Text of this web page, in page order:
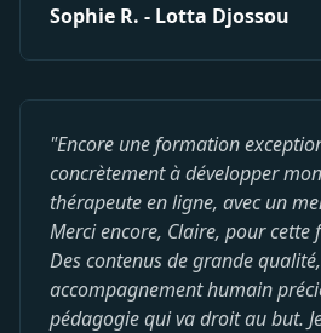
Sophie R. - Lotta Djossou
"Encore une formation
concrètement à développer
thérapeute en ligne, avec un
Merci encore, Claire, pour
Des contenus de grande
accompagnement humain
pédagogie qui va droit au but.